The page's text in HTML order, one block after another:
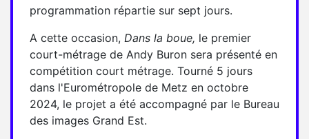
programmation répartie sur sept jours.
A cette occasion, Dans la boue, le premier
court-métrage de Andy Buron sera présenté en
compétition court métrage. Tourné 5 jours
dans l'Eurométropole de Metz en octobre
2024, le projet a été accompagné par le Bureau
des images Grand Est.